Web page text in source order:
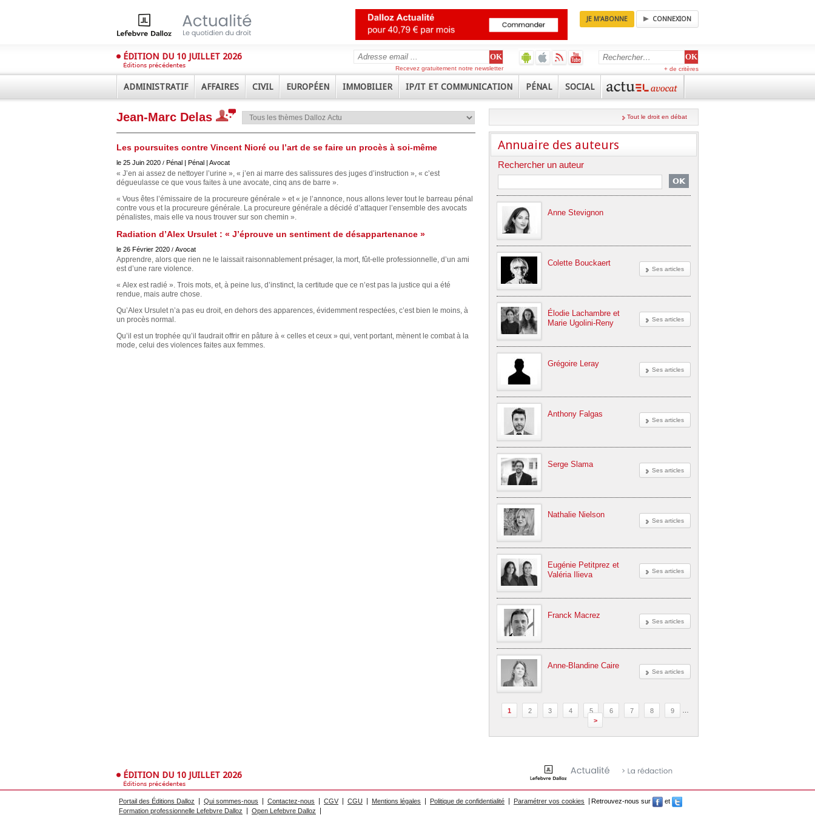
JE M'ABONNE CONNEXION
ÉDITION DU 10 JUILLET 2026
Éditions précédentes
+ de critères
Recevez gratuitement notre newsletter
ADMINISTRATIF AFFAIRES CIVIL EUROPÉEN IMMOBILIER IP/IT ET COMMUNICATION PÉNAL SOCIAL
Jean-Marc Delas
Les poursuites contre Vincent Nioré ou l’art de se faire un procès à soi-même
le 25 Juin 2020 / Pénal | Pénal | Avocat
« J’en ai assez de nettoyer l’urine », « j’en ai marre des salissures des juges d’instruction », « c’est
dégueulasse ce que vous faites à une avocate, cinq ans de barre ».
« Vous êtes l’émissaire de la procureure générale » et « je l’annonce, nous allons lever tout le barreau pénal
contre vous et la procureure générale. La procureure générale a décidé d’attaquer l’ensemble des avocats
pénalistes, mais elle va nous trouver sur son chemin ».
Radiation d’Alex Ursulet : « J’éprouve un sentiment de désappartenance »
le 26 Février 2020 / Avocat
Apprendre, alors que rien ne le laissait raisonnablement présager, la mort, fût-elle professionnelle, d’un ami
est d’une rare violence.
« Alex est radié ». Trois mots, et, à peine lus, d’instinct, la certitude que ce n’est pas la justice qui a été
rendue, mais autre chose.
Qu’Alex Ursulet n’a pas eu droit, en dehors des apparences, évidemment respectées, c’est bien le moins, à
un procès normal.
Qu’il est un trophée qu’il faudrait offrir en pâture à « celles et ceux » qui, vent portant, mènent le combat à la
mode, celui des violences faites aux femmes.
Tout le droit en débat
Annuaire des auteurs
Rechercher un auteur
Anne Stevignon
Ses articles
Colette Bouckaert
Ses articles
Élodie Lachambre et
Marie Ugolini-Reny
Ses articles
Grégoire Leray
Ses articles
Anthony Falgas
Ses articles
Serge Slama
Ses articles
Nathalie Nielson
Ses articles
Eugénie Petitprez et
Valéria Ilieva
Ses articles
Franck Macrez
Ses articles
Anne-Blandine Caire
1 2 3 4 5 6 7 8 9
>
ÉDITION DU 10 JUILLET 2026
Éditions précédentes
Portail des Éditions Dalloz Qui sommes-nous Contactez-nous CGV CGU Mentions légales Politique de confidentialité Paramétrer vos cookies Retrouvez-nous sur
et
Formation professionnelle Lefebvre Dalloz
Open Lefebvre Dalloz